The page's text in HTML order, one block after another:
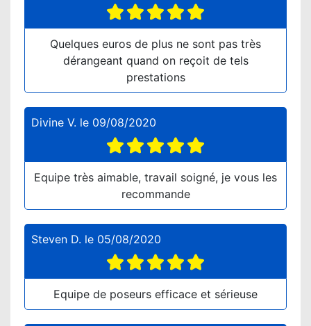
Quelques euros de plus ne sont pas très
dérangeant quand on reçoit de tels
prestations
Divine V. le 09/08/2020
Equipe très aimable, travail soigné, je vous les
recommande
Steven D. le 05/08/2020
Equipe de poseurs efficace et sérieuse